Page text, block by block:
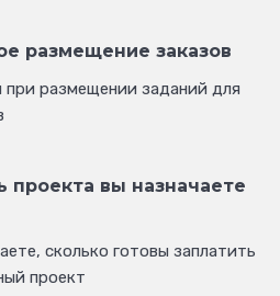
размещение заказов
при размещении заданий для
проекта вы назначаете
сколько готовы заплатить
проект